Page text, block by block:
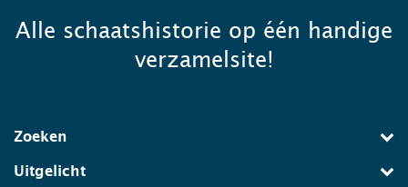
Alle schaatshistorie op één handige
verzamelsite!
Zoeken
Uitgelicht